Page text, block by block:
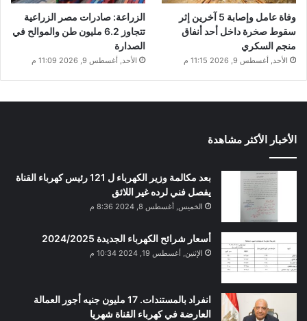
وفاة عامل وإصابة 5 آخرين إثر
سقوط صخرة داخل أحد أنفاق
منجم السكري
الأحد, أغسطس 9, 2026 11:15 م
الزراعة: صادرات مصر الزراعية
تتجاوز 6.2 مليون طن والموالح في
الصدارة
الأحد, أغسطس 9, 2026 11:09 م
الأخبار الأكثر مشاهدة
بعد مكالمة وزير الكهرباء ل 121 رئيس كهرباء القناة
يفصل فني لرده غير اللائق
الخميس, أغسطس 8, 2024 8:36 م
أسعار شرائح الكهرباء الجديدة 2024/2025
الإثنين, أغسطس 19, 2024 10:34 م
انفراد بالمستندات. 17 مليون جنيه أجور العمالة
العارضة في كهرباء القناة شهريا